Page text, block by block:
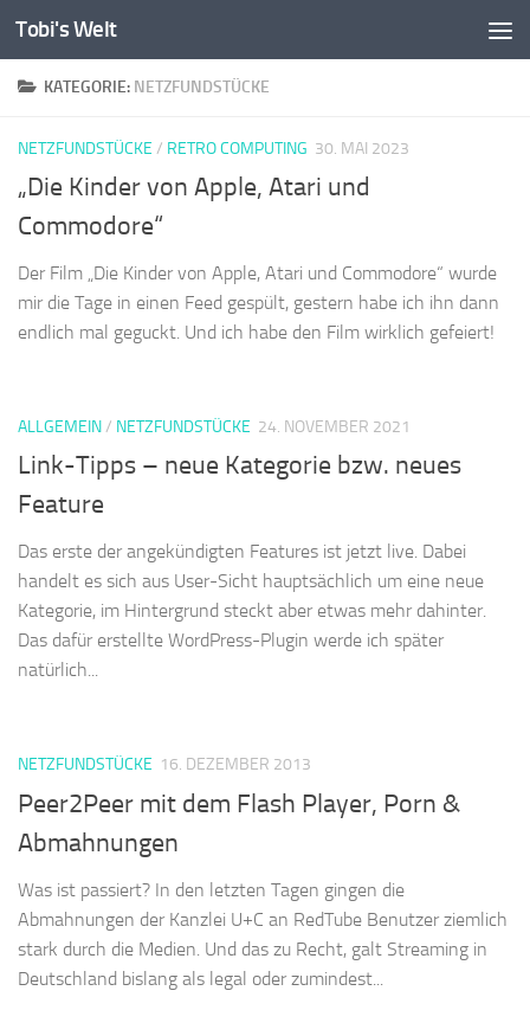
Zum Inhalt springen
Tobi's Welt
KATEGORIE: NETZFUNDSTÜCKE
NETZFUNDSTÜCKE / RETRO COMPUTING 30. MAI 2023
„Die Kinder von Apple, Atari und
Commodore“
Der Film „Die Kinder von Apple, Atari und Commodore“ wurde
mir die Tage in einen Feed gespült, gestern habe ich ihn dann
endlich mal geguckt. Und ich habe den Film wirklich gefeiert!
ALLGEMEIN/ NETZFUNDSTÜCKE 24. NOVEMBER 2021
Link-Tipps – neue Kategorie bzw. neues
Feature
Das erste der angekündigten Features ist jetzt live. Dabei
handelt es sich aus User-Sicht hauptsächlich um eine neue
Kategorie, im Hintergrund steckt aber etwas mehr dahinter.
Das dafür erstellte WordPress-Plugin werde ich später
natürlich...
NETZFUNDSTÜCKE 16. DEZEMBER 2013
Peer2Peer mit dem Flash Player, Porn &
Abmahnungen
Was ist passiert? In den letzten Tagen gingen die
Abmahnungen der Kanzlei U+C an RedTube Benutzer ziemlich
stark durch die Medien. Und das zu Recht, galt Streaming in
Deutschland bislang als legal oder zumindest...